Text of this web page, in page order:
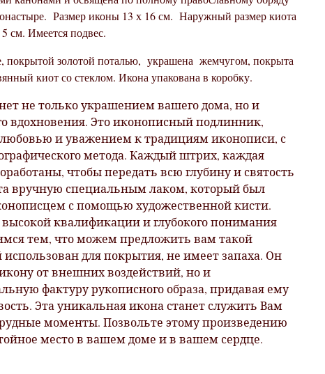
Размер иконы 13 х 16 см. Наружный размер киота
см. Имеется подвес.
покрытой золотой поталью, украшена жемчугом, покрыта
киот со стеклом. Икона упакована в коробку.
не только украшением вашего дома, но и
вдохновения. Это иконописный подлинник,
и уважением к традициям иконописи, с
метода. Каждый штрих, каждая
чтобы передать всю глубину и святость
вручную специальным лаком, который был
с помощью художественной кисти.
высокой квалификации и глубокого понимания
тем, что можем предложить вам такой
для покрытия, не имеет запаха. Он
от внешних воздействий, но и
фактуру рукописного образа, придавая ему
Эта уникальная икона станет служить Вам
моменты. Позвольте этому произведению
место в вашем доме и в вашем сердце.